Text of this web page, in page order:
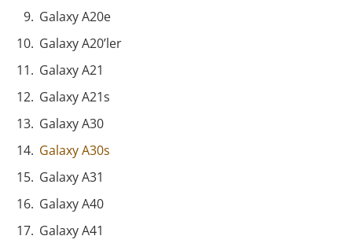
Galaxy A20e
Galaxy A20’ler
Galaxy A21
Galaxy A21s
Galaxy A30
Galaxy A30s
Galaxy A31
Galaxy A40
Galaxy A41